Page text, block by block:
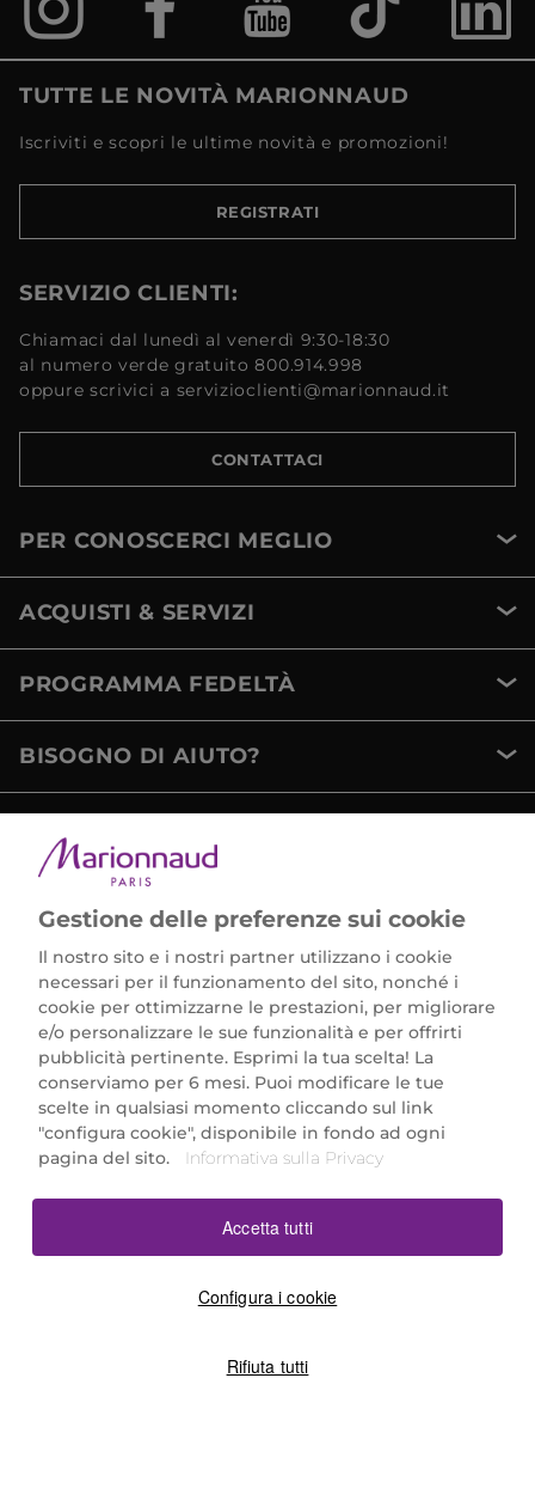
TUTTE LE NOVITÀ MARIONNAUD
Iscriviti e scopri le ultime novità e promozioni!
REGISTRATI
SERVIZIO CLIENTI:
Chiamaci dal lunedì al venerdì 9:30-18:30
al numero verde gratuito 800.914.998
oppure scrivici a servizioclienti@marionnaud.it
CONTATTACI
PER CONOSCERCI MEGLIO
ACQUISTI & SERVIZI
PROGRAMMA FEDELTÀ
BISOGNO DI AIUTO?
Marionnaud Parfumeries Italia S.r.l.
Largo Fiera Milano 5, 20017 Rho (MI)
REA Milano 1650024 con P.IVA 13425220152.
SCARICA LA NOSTRA APP
Gestione delle preferenze sui cookie
Il nostro sito e i nostri partner utilizzano i cookie
necessari per il funzionamento del sito, nonché i
cookie per ottimizzarne le prestazioni, per migliorare
e/o personalizzare le sue funzionalità e per offrirti
pubblicità pertinente. Esprimi la tua scelta! La
conserviamo per 6 mesi. Puoi modificare le tue
scelte in qualsiasi momento cliccando sul link
"configura cookie", disponibile in fondo ad ogni
pagina del sito.
Informativa sulla Privacy
Configura i cookie
Rifiuta tutti
Accetta tutti